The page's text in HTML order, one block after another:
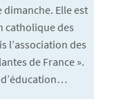
dimanche. Elle est
catholique des
l’association des
de France ».
d’éducation…